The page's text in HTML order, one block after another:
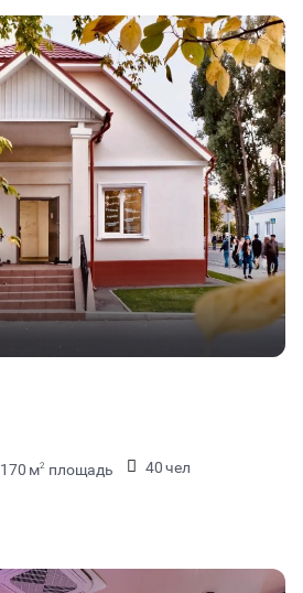
170 м2 площадь
40 чел